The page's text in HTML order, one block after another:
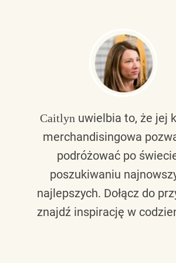
Caitlynuwielbia to, że jej
merchandisingowa
podróżować po
poszukiwaniu
najlepszych. Dołącz do
znajdź inspirację w